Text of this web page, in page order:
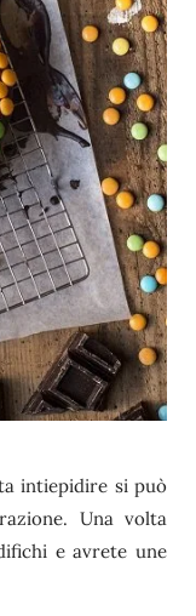
intiepidire si può
Una volta
e avrete une